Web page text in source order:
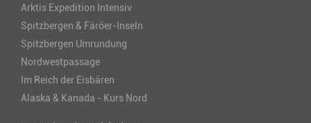
Arktis Expedition Intensiv
Spitzbergen & Färöer-Inseln
Spitzbergen Umrundung
Nordwestpassage
Im Reich der Eisbären
Alaska & Kanada - Kurs Nord